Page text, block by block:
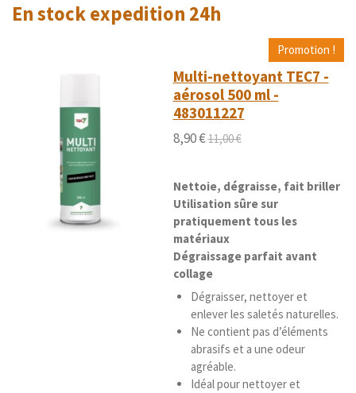
u
o o o
s
o o
e
En stock expedition 24h
Promotion !
Multi-nettoyant TEC7 -
aérosol 500 ml -
483011227
8,90 €11,00 €
Nettoie, dégraisse, fait briller
Utilisation sûre sur
pratiquement tous les
matériaux
Dégraissage parfait avant
collage
Dégraisser, nettoyer et
enlever les saletés naturelles.
Ne contient pas d’éléments
abrasifs et a une odeur
agréable.
Idéal pour nettoyer et